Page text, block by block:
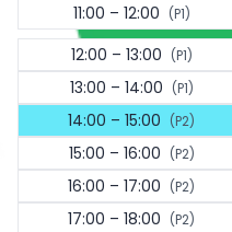
11:00 – 12:00 (P1)
12:00 – 13:00 (P1)
13:00 – 14:00 (P1)
14:00 – 15:00 (P2)
15:00 – 16:00 (P2)
16:00 – 17:00 (P2)
17:00 – 18:00 (P2)